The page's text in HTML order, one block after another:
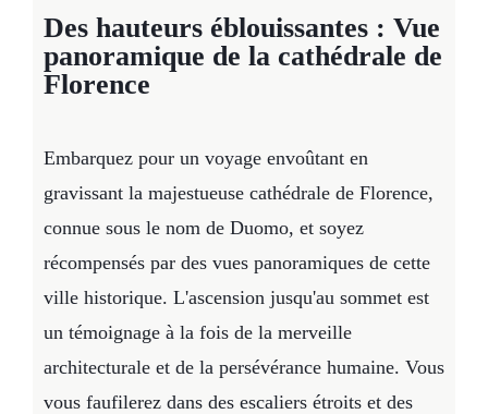
Des hauteurs éblouissantes : Vue
panoramique de la cathédrale de
Florence
Embarquez pour un voyage envoûtant en
gravissant la majestueuse cathédrale de Florence,
connue sous le nom de Duomo, et soyez
récompensés par des vues panoramiques de cette
ville historique. L'ascension jusqu'au sommet est
un témoignage à la fois de la merveille
architecturale et de la persévérance humaine. Vous
vous faufilerez dans des escaliers étroits et des